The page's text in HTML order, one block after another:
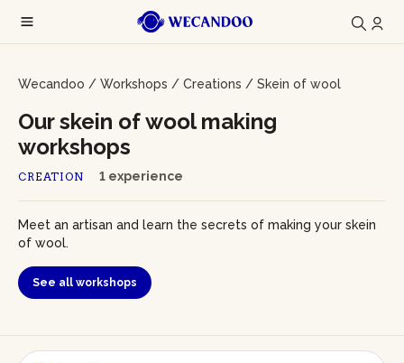
Wecandoo / Workshops / Creations / Skein of wool
CREATION 1 experience
Our skein of wool making
workshops
Meet an artisan and learn the secrets of making your skein
of wool.
See all workshops